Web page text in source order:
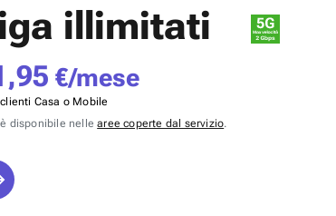
illimitati
€/mese
Casa o Mobile
è disponibile nellearee coperte dal servizio.